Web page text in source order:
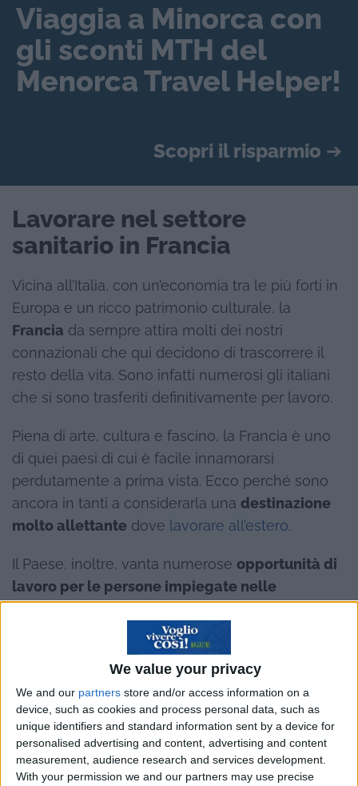
We value your privacy
We and our partners store and/or access information on a
device, such as cookies and process personal data, such as
unique identifiers and standard information sent by a device for
personalised advertising and content, advertising and content
measurement, audience research and services development.
With your permission we and our partners may use precise
Viaggia a Minorca con
gli sconti MTH del
Menorca Travel Helper!
Scopri il risparmio ➔
Lavorare nel settore
sanitario in Francia
Vicina all’Italia, con un’economia tra le più forti in
Europa e un ricco patrimonio culturale, la
Francia da sempre attira molti dei nostri
connazionali che qui decidono di trascorrere il
resto della vita. Sono infatti numerosi gli italiani
che si sono trasferiti definitivamente per lavoro.
Piena di arte, cultura e fascino, la Francia è uno
di quei paesi di cui è facile innamorarsi
perdutamente a prima vista. Ecco perché sono
ancora in tanti a considerarla una destinazione
molto allettante dove lavorare all’estero.
Il Paese, inoltre, vanta numerose opportunità di
lavoro per le persone impiegate nelle
agenzia che aiuta gli italiani a
Francia come medici e infermieri
assistenza a 360°, grazie alla sua ampia rete di
contatti. L’obiettivo è creare un canale facilitato
per chi cerca lavoro nel Paese nel settore
sanitario.
In questa guida ti forniremo tutte le informazioni